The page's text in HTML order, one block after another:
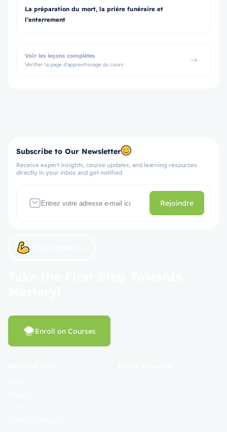
La préparation du mort, la prière funéraire et
l’enterrement
Voir les leçons complètes
Vérifier la page d'apprentissage du cours
Subscribe to Our Newsletter
Receive expert insights, course updates, and learning resources
directly in your inbox and get notified
Rejoindre
Enroll on Courses